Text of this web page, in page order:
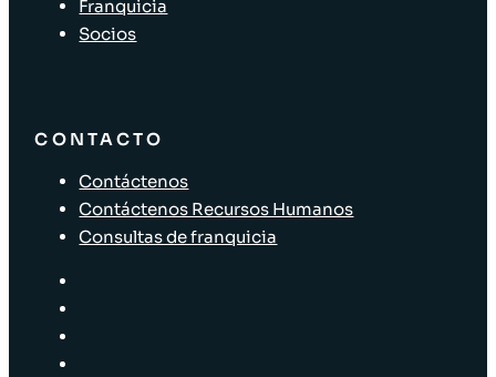
Franquicia
Socios
CONTACTO
Contáctenos
Contáctenos Recursos Humanos
Consultas de franquicia